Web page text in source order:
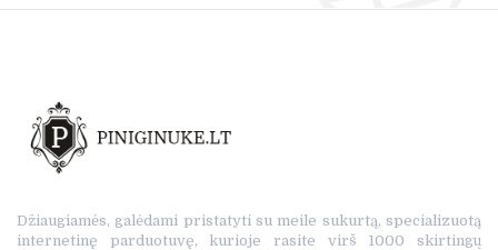
Džiaugiamės, galėdami pristatyti su meile sukurtą, specializuotą
internetinę parduotuvę, kurioje rasite virš 1000 skirtingų